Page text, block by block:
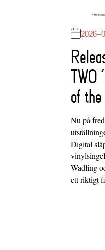
2026-
TWO
of the
Nu på
Digital
Wadling
ett riktigt